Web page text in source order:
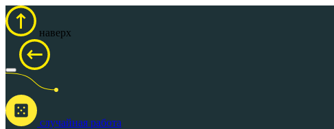
наверх
cлучайная работа